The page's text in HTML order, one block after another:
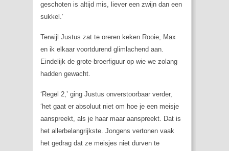
geschoten is altijd mis, liever een zwijn dan een
sukkel.’
Terwijl Justus zat te oreren keken Rooie, Max
en ik elkaar voortdurend glimlachend aan.
Eindelijk de grote-broerfiguur op wie we zolang
hadden gewacht.
‘Regel 2,’ ging Justus onverstoorbaar verder,
‘het gaat er absoluut niet om hoe je een meisje
aanspreekt, als je haar maar aanspreekt. Dat is
het allerbelangrijkste. Jongens vertonen vaak
het gedrag dat ze meisjes niet durven te